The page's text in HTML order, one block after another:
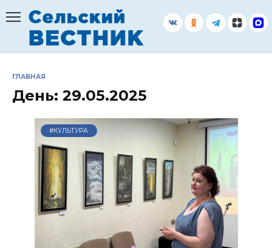
содержанию
ГЛАВНАЯ
День: 29.05.2025
#КУЛЬТУРА